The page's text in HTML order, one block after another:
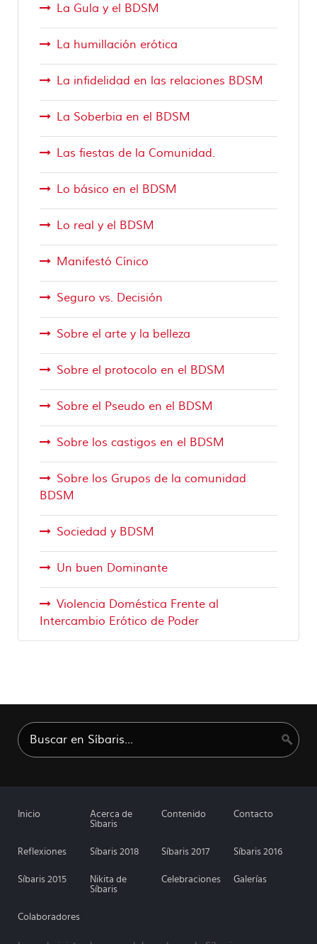
La Gula y el BDSM
La humillación erótica
La infidelidad en las relaciones BDSM
La Soberbia en el BDSM
Las fiestas de la Comunidad.
Lo básico en el BDSM
Lo real y el BDSM
Manifestó Cínico
Seguro vs. Decisión
Sobre el arte y la belleza
Sobre el protocolo en el BDSM
Sobre el Pseudo en el BDSM
Sobre los castigos en el BDSM
Sobre los Grupos de la comunidad
BDSM
Sociedad y BDSM
Un buen Dominante
Violencia Doméstica Frente al
Intercambio Erótico de Poder
Inicio
Acerca de
Sìbaris
Contenido Contacto
Reflexiones Síbaris 2018 Síbaris 2017 Síbaris 2016
Síbaris 2015
Nikita de
Síbaris
Celebraciones Galerías
Colaboradores